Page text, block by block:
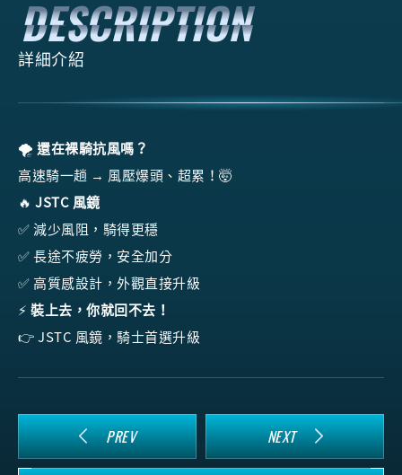
詳細介紹
🌪️ 還在裸騎抗風嗎？
高速騎一趟 → 風壓爆頭、超累！🤯
🔥 JSTC 風鏡
✅ 減少風阻，騎得更穩
✅ 長途不疲勞，安全加分
✅ 高質感設計，外觀直接升級
⚡ 裝上去，你就回不去！
👉 JSTC 風鏡，騎士首選升級
PREV NEXT